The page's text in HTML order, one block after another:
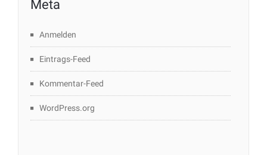
Meta
Anmelden
Eintrags-Feed
Kommentar-Feed
WordPress.org